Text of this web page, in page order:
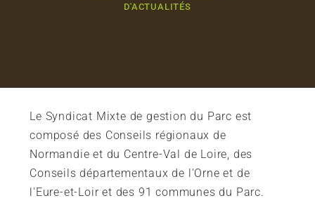
D'ACTUALITÉS
Le Syndicat Mixte de gestion du Parc est
composé des Conseils régionaux de
Normandie et du Centre-Val de Loire, des
Conseils départementaux de l'Orne et de
l'Eure-et-Loir et des 91 communes du Parc.